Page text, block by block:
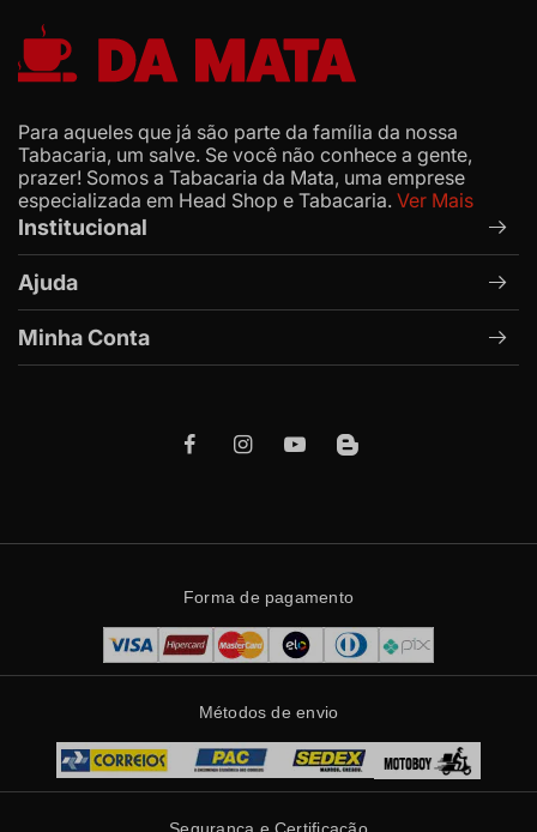
Para aqueles que já são parte da família da nossa
Tabacaria, um salve. Se você não conhece a gente,
prazer! Somos a Tabacaria da Mata, uma emprese
especializada em Head Shop e Tabacaria. Ver Mais
Institucional
Ajuda
Minha Conta
Forma de pagamento
Métodos de envio
Segurança e Certificação